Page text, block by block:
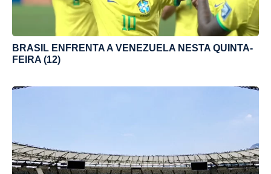
BRASIL ENFRENTA A VENEZUELA NESTA QUINTA-
FEIRA (12)